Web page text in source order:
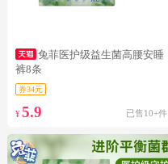
兔菲医护级益生菌高腰安睡
裤8条
券34元
¥ 5.9 已售10+件